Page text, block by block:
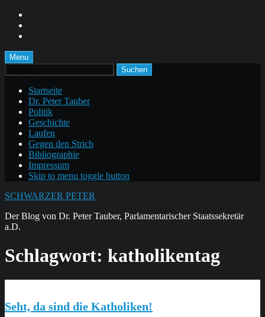
content
footer
Menu
Suchen
nach:
Startseite
Dr. Peter Tauber
Politik
Geschichte
Laufen
Gegen den Strich
Bibliographie
Impressum
Skip to menu toggle button
SCHWARZER PETER
Der Blog von Dr. Peter Tauber, Parlamentarischer Staatssekretär
a.D.
Schlagwort: katholikentag
Seht, da sind die Katholiken!